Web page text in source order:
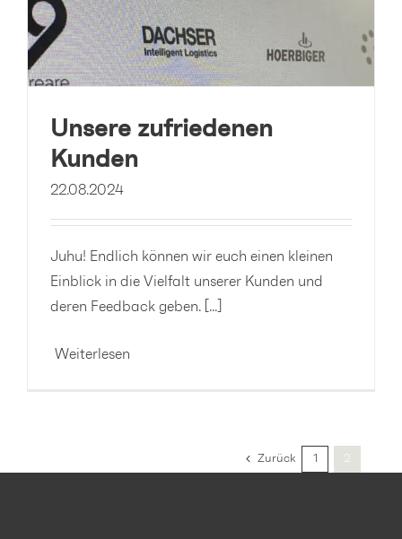
Unsere zufriedenen
Kunden
22.08.2024
Juhu! Endlich können wir euch einen kleinen
Einblick in die Vielfalt unserer Kunden und
deren Feedback geben. [...]
Weiterlesen
Zurück 1 2